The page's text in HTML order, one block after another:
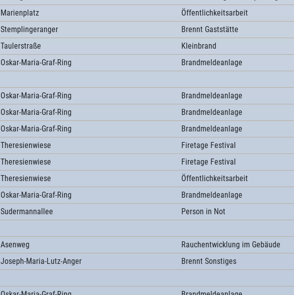
Marienplatz
Öffentlichkeitsarbeit
Stemplingeranger
Brennt Gaststätte
Taulerstraße
Kleinbrand
Oskar-Maria-Graf-Ring
Brandmeldeanlage
Oskar-Maria-Graf-Ring
Brandmeldeanlage
Oskar-Maria-Graf-Ring
Brandmeldeanlage
Oskar-Maria-Graf-Ring
Brandmeldeanlage
Theresienwiese
Firetage Festival
Theresienwiese
Firetage Festival
Theresienwiese
Öffentlichkeitsarbeit
Oskar-Maria-Graf-Ring
Brandmeldeanlage
Sudermannallee
Person in Not
Asenweg
Rauchentwicklung im Gebäude
Joseph-Maria-Lutz-Anger
Brennt Sonstiges